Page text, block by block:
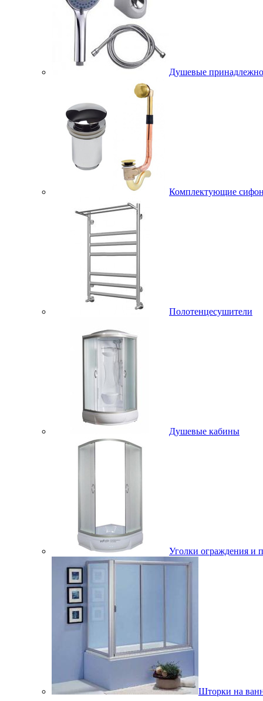
Душевые
Комплектующие
Полотенцесушители
Душевые кабины
Уголки ограждения и
Шторки на